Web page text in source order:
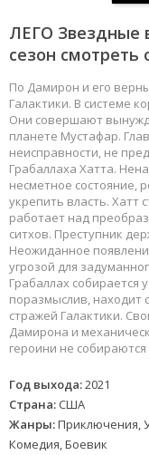
ЛЕГО Звездные
сезон смотреть
По Дамирон и его
Галактики. В системе
Они совершают
планете Мустафар.
неисправности, не
Грабаллаха Хатта.
несметное состояние,
укрепить власть. Хатт
работает над
ситхов. Преступник
Неожиданное
угрозой для
Грабаллах собирается
поразмыслив, находит
стражей Галактики.
Дамирона и
героини не собираются
Год выхода:2021
Страна: США
Жанры:Приключения,
Комедия, Боевик